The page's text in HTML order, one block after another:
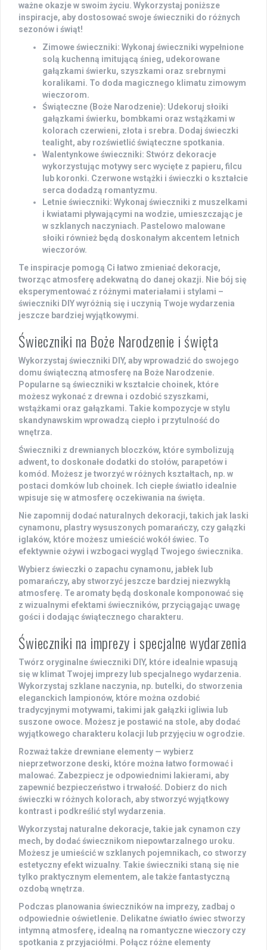
ważne okazje w swoim życiu. Wykorzystaj poniższe
inspiracje, aby dostosować swoje świeczniki do różnych
sezonów i świąt!
Zimowe świeczniki: Wykonaj świeczniki wypełnione
solą kuchenną imitującą śnieg, udekorowane
gałązkami świerku, szyszkami oraz srebrnymi
koralikami. To doda magicznego klimatu zimowym
wieczorom.
Świąteczne (Boże Narodzenie): Udekoruj słoiki
gałązkami świerku, bombkami oraz wstążkami w
kolorach czerwieni, złota i srebra. Dodaj świeczki
tealight, aby rozświetlić świąteczne spotkania.
Walentynkowe świeczniki: Stwórz dekoracje
wykorzystując motywy serc wycięte z papieru, filcu
lub koronki. Czerwone wstążki i świeczki o kształcie
serca dodadzą romantyzmu.
Letnie świeczniki: Wykonaj świeczniki z muszelkami
i kwiatami pływającymi na wodzie, umieszczając je
w szklanych naczyniach. Pastelowo malowane
słoiki również będą doskonałym akcentem letnich
wieczorów.
Te inspiracje pomogą Ci łatwo zmieniać dekoracje,
tworząc atmosferę adekwatną do danej okazji. Nie bój się
eksperymentować z różnymi materiałami i stylami –
świeczniki DIY wyróżnią się i uczynią Twoje wydarzenia
jeszcze bardziej wyjątkowymi.
Świeczniki na Boże Narodzenie i święta
Wykorzystaj świeczniki DIY, aby wprowadzić do swojego
domu świąteczną atmosferę na Boże Narodzenie.
Popularne są świeczniki w kształcie choinek, które
możesz wykonać z drewna i ozdobić szyszkami,
wstążkami oraz gałązkami. Takie kompozycje w stylu
skandynawskim wprowadzą ciepło i przytulność do
wnętrza.
Świeczniki z drewnianych bloczków, które symbolizują
adwent, to doskonałe dodatki do stołów, parapetów i
komód. Możesz je tworzyć w różnych kształtach, np. w
postaci domków lub choinek. Ich ciepłe światło idealnie
wpisuje się w atmosferę oczekiwania na święta.
Nie zapomnij dodać naturalnych dekoracji, takich jak laski
cynamonu, plastry wysuszonych pomarańczy, czy gałązki
iglaków, które możesz umieścić wokół świec. To
efektywnie ożywi i wzbogaci wygląd Twojego świecznika.
Wybierz świeczki o zapachu cynamonu, jabłek lub
pomarańczy, aby stworzyć jeszcze bardziej niezwykłą
atmosferę. Te aromaty będą doskonale komponować się
z wizualnymi efektami świeczników, przyciągając uwagę
gości i dodając świątecznego charakteru.
Świeczniki na imprezy i specjalne wydarzenia
Twórz oryginalne świeczniki DIY, które idealnie wpasują
się w klimat Twojej imprezy lub specjalnego wydarzenia.
Wykorzystaj szklane naczynia, np. butelki, do stworzenia
eleganckich lampionów, które można ozdobić
tradycyjnymi motywami, takimi jak gałązki igliwia lub
suszone owoce. Możesz je postawić na stole, aby dodać
wyjątkowego charakteru kolacji lub przyjęciu w ogrodzie.
Rozważ także drewniane elementy — wybierz
nieprzetworzone deski, które można łatwo formować i
malować. Zabezpiecz je odpowiednimi lakierami, aby
zapewnić bezpieczeństwo i trwałość. Dobierz do nich
świeczki w różnych kolorach, aby stworzyć wyjątkowy
kontrast i podkreślić styl wydarzenia.
Wykorzystaj naturalne dekoracje, takie jak cynamon czy
mech, by dodać świecznikom niepowtarzalnego uroku.
Możesz je umieścić w szklanych pojemnikach, co stworzy
estetyczny efekt wizualny. Takie świeczniki staną się nie
tylko praktycznym elementem, ale także fantastyczną
ozdobą wnętrza.
Podczas planowania świeczników na imprezy, zadbaj o
odpowiednie oświetlenie. Delikatne światło świec stworzy
intymną atmosferę, idealną na romantyczne wieczory czy
spotkania z przyjaciółmi. Połącz różne elementy